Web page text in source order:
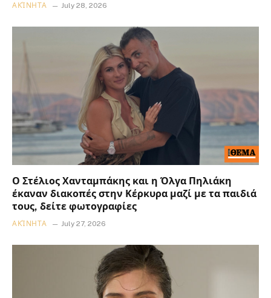
ΑΚΊΝΗΤΑ July 28, 2026
Ο Στέλιος Χανταμπάκης και η Όλγα Πηλιάκη
έκαναν διακοπές στην Κέρκυρα μαζί με τα παιδιά
τους, δείτε φωτογραφίες
ΑΚΊΝΗΤΑ July 27, 2026